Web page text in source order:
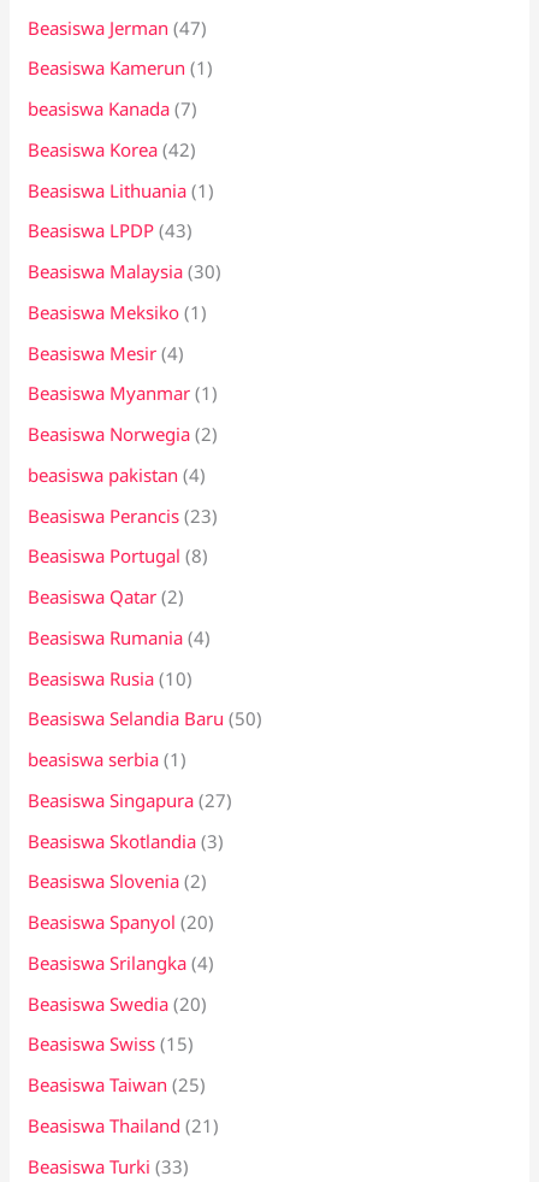
Beasiswa Jerman (47)
Beasiswa Kamerun (1)
beasiswa Kanada (7)
Beasiswa Korea (42)
Beasiswa Lithuania (1)
Beasiswa LPDP (43)
Beasiswa Malaysia (30)
Beasiswa Meksiko (1)
Beasiswa Mesir (4)
Beasiswa Myanmar (1)
Beasiswa Norwegia (2)
beasiswa pakistan (4)
Beasiswa Perancis (23)
Beasiswa Portugal (8)
Beasiswa Qatar (2)
Beasiswa Rumania (4)
Beasiswa Rusia (10)
Beasiswa Selandia Baru (50)
beasiswa serbia (1)
Beasiswa Singapura (27)
Beasiswa Skotlandia (3)
Beasiswa Slovenia (2)
Beasiswa Spanyol (20)
Beasiswa Srilangka (4)
Beasiswa Swedia (20)
Beasiswa Swiss (15)
Beasiswa Taiwan (25)
Beasiswa Thailand (21)
Beasiswa Turki (33)